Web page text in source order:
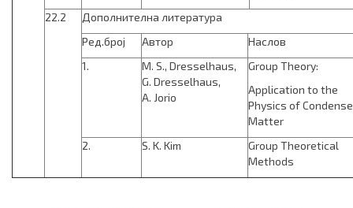
22.2
Дополнителна литература
Ред.број
Автор
Наслов
1.
M. S., Dresselhaus,
G. Dresselhaus,
A. Jorio
Group Theory:
Application to the
Physics of
Matter
2.
S. K. Kim
Group Theoretical
Methods